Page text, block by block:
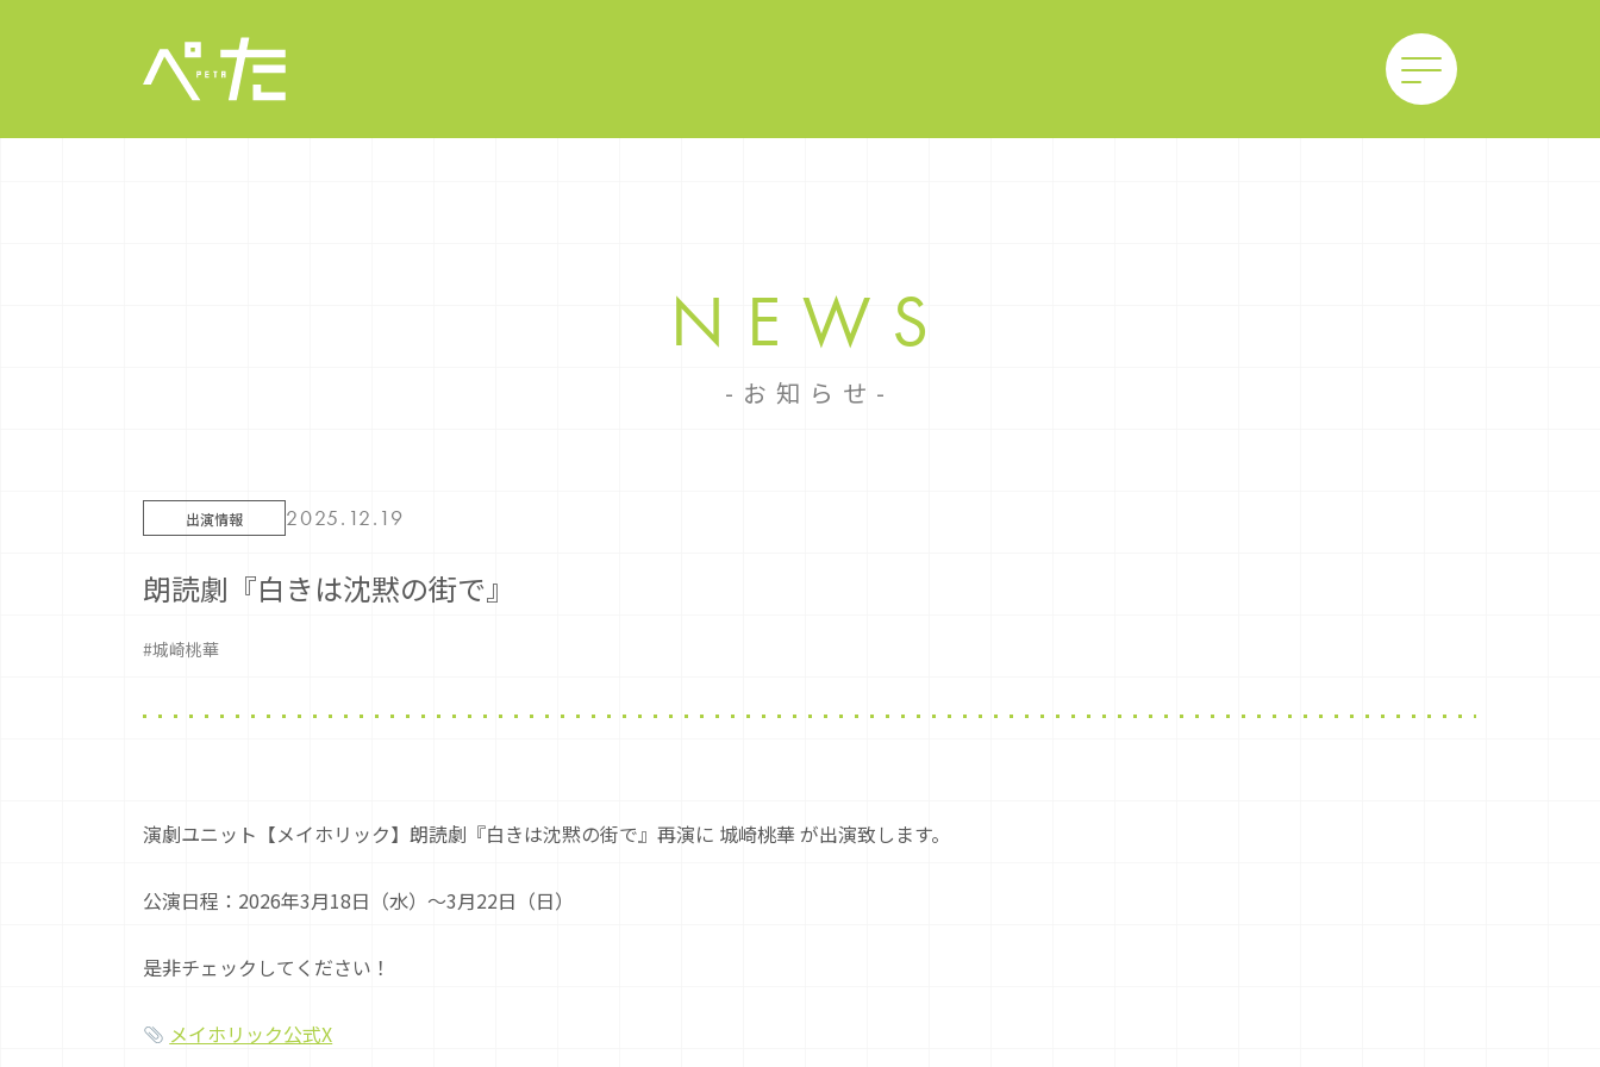
NEWS
お知らせ
出演情報 2025.12.19
朗読劇『白きは沈黙の街で』
#城崎桃華
演劇ユニット【メイホリック】朗読劇『白きは沈黙の街で』再演に 城崎桃華 が出演致します。
公演日程：2026年3月18日（水）〜3月22日（日）
是非チェックしてください！
メイホリック公式X